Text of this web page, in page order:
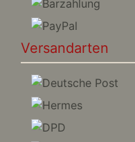
Versandarten